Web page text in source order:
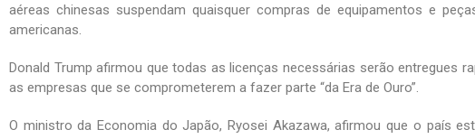
aéreas chinesas suspendam quaisquer compras de equipamentos e
americanas.
Donald Trump afirmou que todas as licenças necessárias serão entregues
as empresas que se comprometerem a fazer parte “da Era de Ouro”.
O ministro da Economia do Japão, Ryosei Akazawa, afirmou que o país